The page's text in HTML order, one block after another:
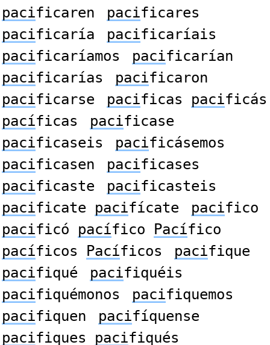
pacificaren pacificares
pacificaría pacificaríais
pacificaríamos pacificarían
pacificarías pacificaron
pacificarse pacificas pacificás
pacíficas pacificase
pacificaseis pacificásemos
pacificasen pacificases
pacificaste pacificasteis
pacificate pacifícate pacifico
pacificó pacífico Pacífico
pacíficos Pacíficos pacifique
pacifiqué pacifiquéis
pacifiquémonos pacifiquemos
pacifiquen pacifíquense
pacifiques pacifiqués